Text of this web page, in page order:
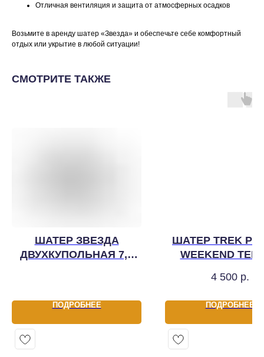
Отличная вентиляция и защита от атмосферных осадков
Возьмите в аренду шатер «Звезда» и обеспечьте себе комфортный
отдых или укрытие в любой ситуации!
СМОТРИТЕ ТАКЖЕ
ШАТЕР ЗВЕЗДА
ДВУХКУПОЛЬНАЯ 7,2
ПОДРОБНЕЕ
ШАТЕР TREK
WEEKEND
4 500 р.
ПОДРОБНЕЕ